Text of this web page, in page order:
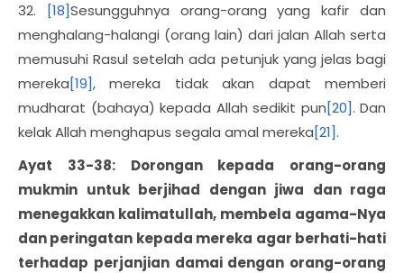
32.
[18]Sesungguhnya orang-orang yang kafir dan
menghalang-halangi (orang lain) dari jalan Allah serta
memusuhi Rasul setelah ada petunjuk yang jelas bagi
mereka[19], mereka tidak akan dapat memberi
mudharat (bahaya) kepada Allah sedikit pun[20]. Dan
kelak Allah menghapus segala amal mereka[21].
Ayat 33-38: Dorongan kepada orang-orang
mukmin untuk berjihad dengan jiwa dan raga
menegakkan kalimatullah, membela agama-Nya
dan peringatan kepada mereka agar berhati-hati
terhadap perjanjian damai dengan orang-orang